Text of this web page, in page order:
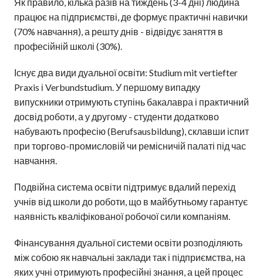
працює на підприємстві, де формує практичні навички
(70% навчання), а решту днів - відвідує заняття в
професійній школі (30%).
Існує два види дуальної освіти: Studium mit vertiefter
Praxis і Verbundstudium. У першому випадку
випускники отримують ступінь бакалавра і практичний
досвід роботи, а у другому - студенти додатково
набувають професію (Berufsausbildung), склавши іспит
при торгово-промисловій чи ремісничій палаті під час
навчання.
Подвійна система освіти підтримує вдалий перехід
учнів від школи до роботи, що в майбутньому гарантує
наявність кваліфікованої робочої сили компаніям.
Фінансування дуальної системи освіти розподіляють
між собою як навчальні заклади так і підприємства, на
яких учні отримують професійні знання, а цей процес